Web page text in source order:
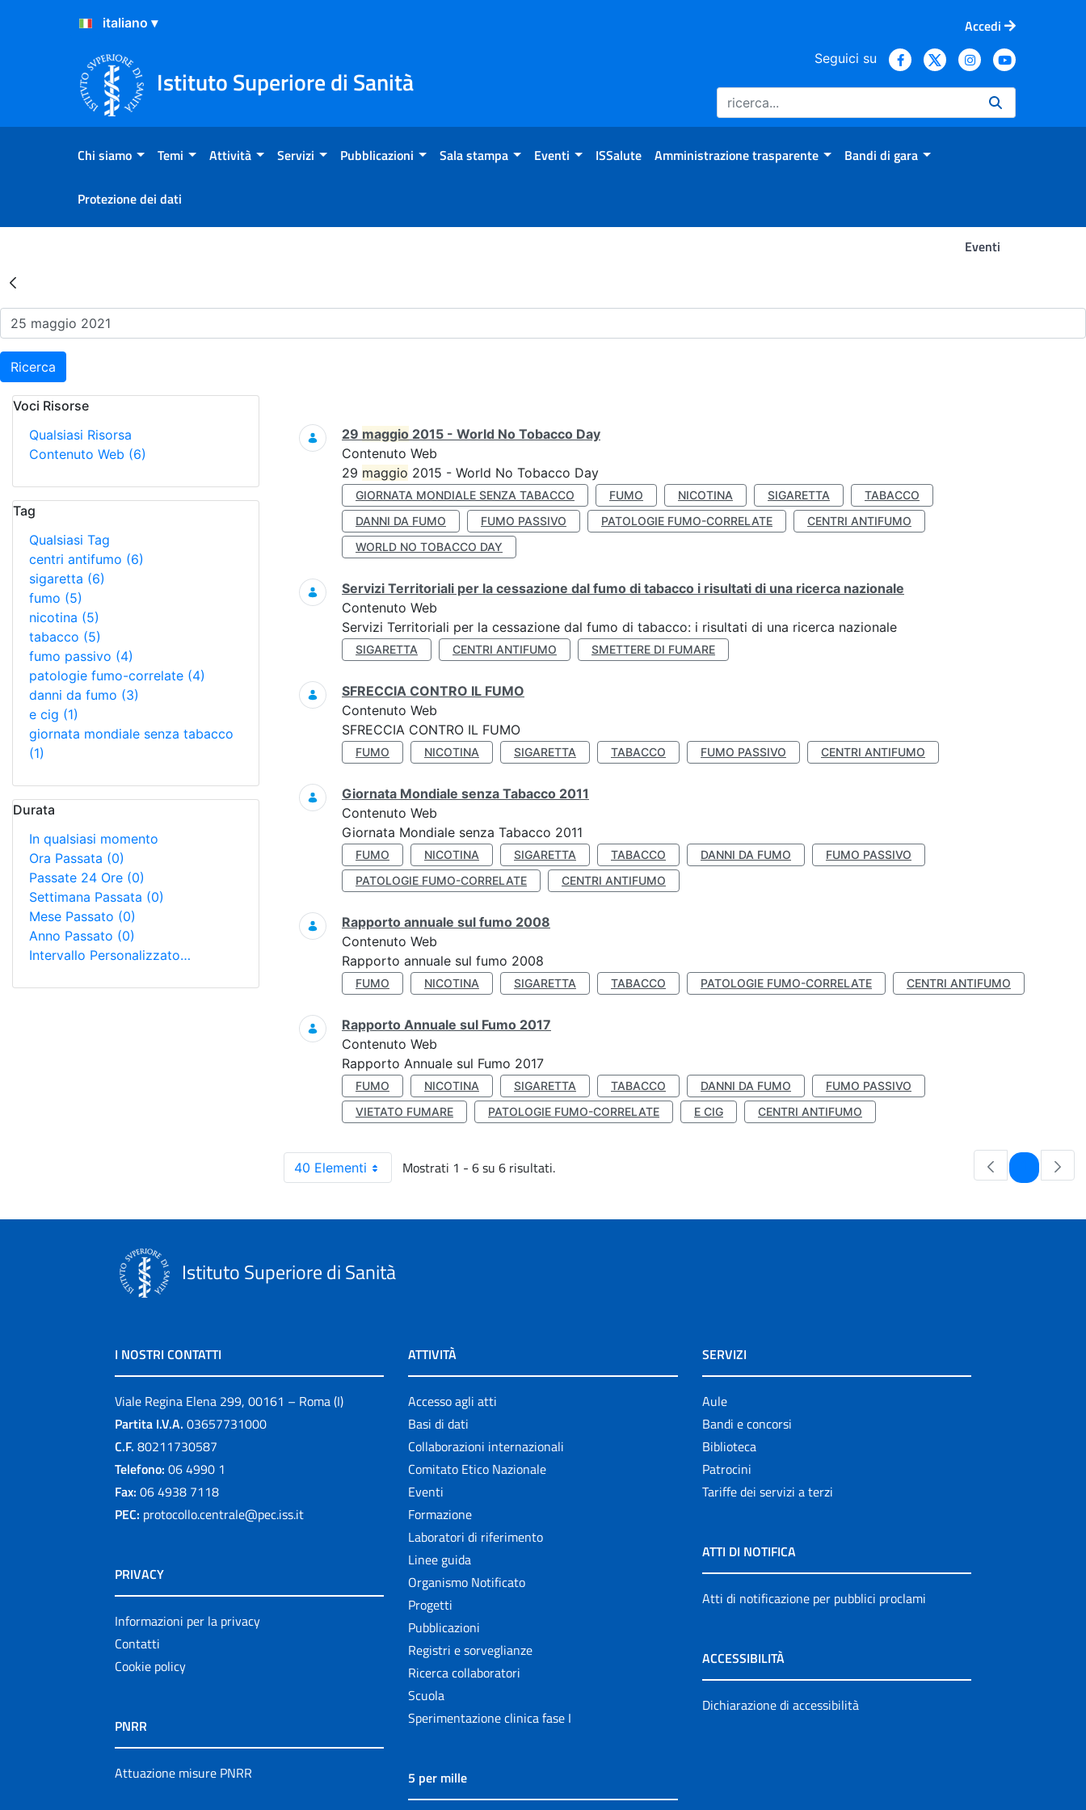
Salta al Contenuto
Salta al Footer
Accedi
Istituto Superiore di Sanità
Seguici su
Chi siamo Temi Attività Servizi Pubblicazioni Sala stampa Eventi ISSalute Amministrazione trasparente Bandi di gara
Protezione dei dati
Eventi
Risultati della Ricerca - Eventi
Ricerca
Voci Risorse
Qualsiasi Risorsa
Contenuto Web (6)
Tag
Qualsiasi Tag
centri antifumo (6)
sigaretta (6)
fumo (5)
nicotina (5)
tabacco (5)
fumo passivo (4)
patologie fumo-correlate (4)
danni da fumo (3)
e cig (1)
giornata mondiale senza tabacco
(1)
Durata
In qualsiasi momento
Ora Passata (0)
Passate 24 Ore (0)
Settimana Passata (0)
Mese Passato (0)
Anno Passato (0)
Intervallo Personalizzato…
Ricerca
29 maggio 2015 - World No Tobacco Day
Contenuto Web
29 maggio 2015 - World No Tobacco Day
GIORNATA MONDIALE SENZA TABACCO FUMO NICOTINA SIGARETTA
TABACCO
DANNI DA FUMO
FUMO PASSIVO PATOLOGIE FUMO-CORRELATE
CENTRI ANTIFUMO
WORLD NO TOBACCO DAY
Servizi Territoriali per la cessazione dal fumo di tabacco i risultati di una ricerca nazionale
Contenuto Web
Servizi Territoriali per la cessazione dal fumo di tabacco: i risultati di una ricerca nazionale
SIGARETTA CENTRI ANTIFUMO SMETTERE DI FUMARE
SFRECCIA CONTRO IL FUMO
Contenuto Web
SFRECCIA CONTRO IL FUMO
FUMO NICOTINA SIGARETTA TABACCO FUMO PASSIVO CENTRI ANTIFUMO
Giornata Mondiale senza Tabacco 2011
Contenuto Web
Giornata Mondiale senza Tabacco 2011
FUMO NICOTINA SIGARETTA TABACCO DANNI DA FUMO
FUMO PASSIVO
PATOLOGIE FUMO-CORRELATE
CENTRI ANTIFUMO
Rapporto annuale sul fumo 2008
Contenuto Web
Rapporto annuale sul fumo 2008
FUMO NICOTINA SIGARETTA TABACCO PATOLOGIE FUMO-CORRELATE CENTRI ANTIFUMO
Rapporto Annuale sul Fumo 2017
Contenuto Web
Rapporto Annuale sul Fumo 2017
FUMO NICOTINA SIGARETTA TABACCO DANNI DA FUMO
FUMO PASSIVO
VIETATO FUMARE
PATOLOGIE FUMO-CORRELATE E CIG CENTRI ANTIFUMO
40 Elementi Mostrati 1 - 6 su 6 risultati. Pagina
Istituto Superiore di Sanità
I NOSTRI CONTATTI
Viale Regina Elena 299, 00161 – Roma (I)
Partita I.V.A. 03657731000
C.F. 80211730587
Telefono: 06 4990 1
Fax: 06 4938 7118
PEC: protocollo.centrale@pec.iss.it
PRIVACY
Informazioni per la privacy
Contatti
Cookie policy
PNRR
Attuazione misure PNRR
ATTIVITÀ
Accesso agli atti
Basi di dati
Collaborazioni internazionali
Comitato Etico Nazionale
Eventi
Formazione
Laboratori di riferimento
Linee guida
Organismo Notificato
Progetti
Pubblicazioni
Registri e sorveglianze
Ricerca collaboratori
Scuola
Sperimentazione clinica fase I
5 per mille
SERVIZI
Aule
Bandi e concorsi
Biblioteca
Patrocini
Tariffe dei servizi a terzi
ATTI DI NOTIFICA
Atti di notificazione per pubblici proclami
ACCESSIBILITÀ
Dichiarazione di accessibilità